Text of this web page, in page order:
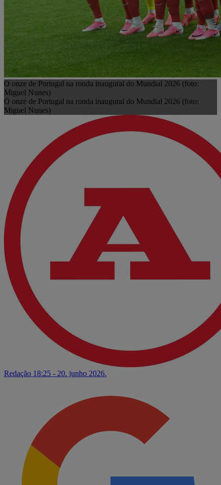
O onze de Portugal na ronda inaugural do Mundial 2026 (foto:
Miguel Nunes)
O onze de Portugal na ronda inaugural do Mundial 2026 (foto:
Miguel Nunes)
Redação 18:25 - 20. junho 2026.